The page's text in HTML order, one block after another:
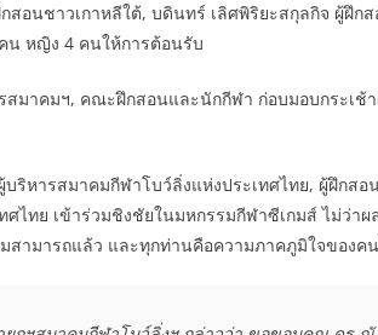
สอนชาวเกาหลีใต้, บดินทร์ เลิศพิริยะสกุลกิจ ผู้ฝึก
น หญิง 4 คนให้การต้อนรับ
มาคมฯ, คณะฝึกสอนและนักกีฬา ก่อบมอบกระเช้
หารสมาคมกีฬาโบว์ลิ่งแห่งประเทศไทย, ผู้ฝึกสอ
ศไทย เข้าร่วมชิงชัยในมหกรรมกีฬาซีเกมส์ ไม่ว่า
สามารถแล้ว และทุกท่านคือความภาคภูมิใจของค